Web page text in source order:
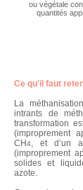
ou végétale
quantités
Ce qu'il faut
La
intrants de
transformation
(improprement
CH4, et d’un
(improprement
solides et
azote.